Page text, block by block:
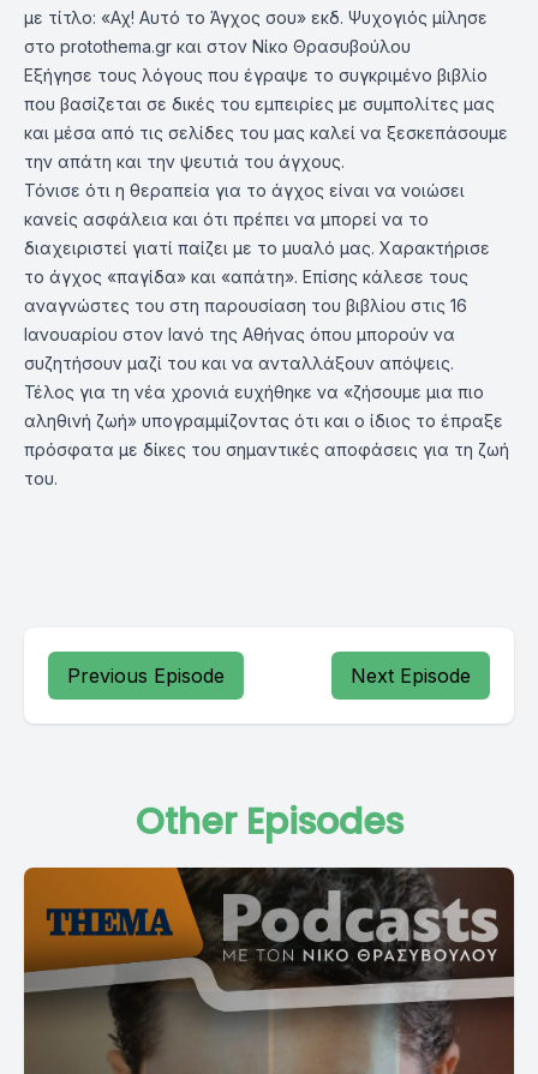
με τίτλο: «Αχ! Αυτό το Άγχος σου» εκδ. Ψυχογιός μίλησε
στο protothema.gr και στον Νίκο Θρασυβούλου
Εξήγησε τους λόγους που έγραψε το συγκριμένο βιβλίο
που βασίζεται σε δικές του εμπειρίες με συμπολίτες μας
και μέσα από τις σελίδες του μας καλεί να ξεσκεπάσουμε
την απάτη και την ψευτιά του άγχους.
Τόνισε ότι η θεραπεία για το άγχος είναι να νοιώσει
κανείς ασφάλεια και ότι πρέπει να μπορεί να το
διαχειριστεί γιατί παίζει με το μυαλό μας. Χαρακτήρισε
το άγχος «παγίδα» και «απάτη». Επίσης κάλεσε τους
αναγνώστες του στη παρουσίαση του βιβλίου στις 16
Ιανουαρίου στον Ιανό της Αθήνας όπου μπορούν να
συζητήσουν μαζί του και να ανταλλάξουν απόψεις.
Τέλος για τη νέα χρονιά ευχήθηκε να «ζήσουμε μια πιο
αληθινή ζωή» υπογραμμίζοντας ότι και ο ίδιος το έπραξε
πρόσφατα με δίκες του σημαντικές αποφάσεις για τη ζωή
του.
Previous Episode Next Episode
Other Episodes